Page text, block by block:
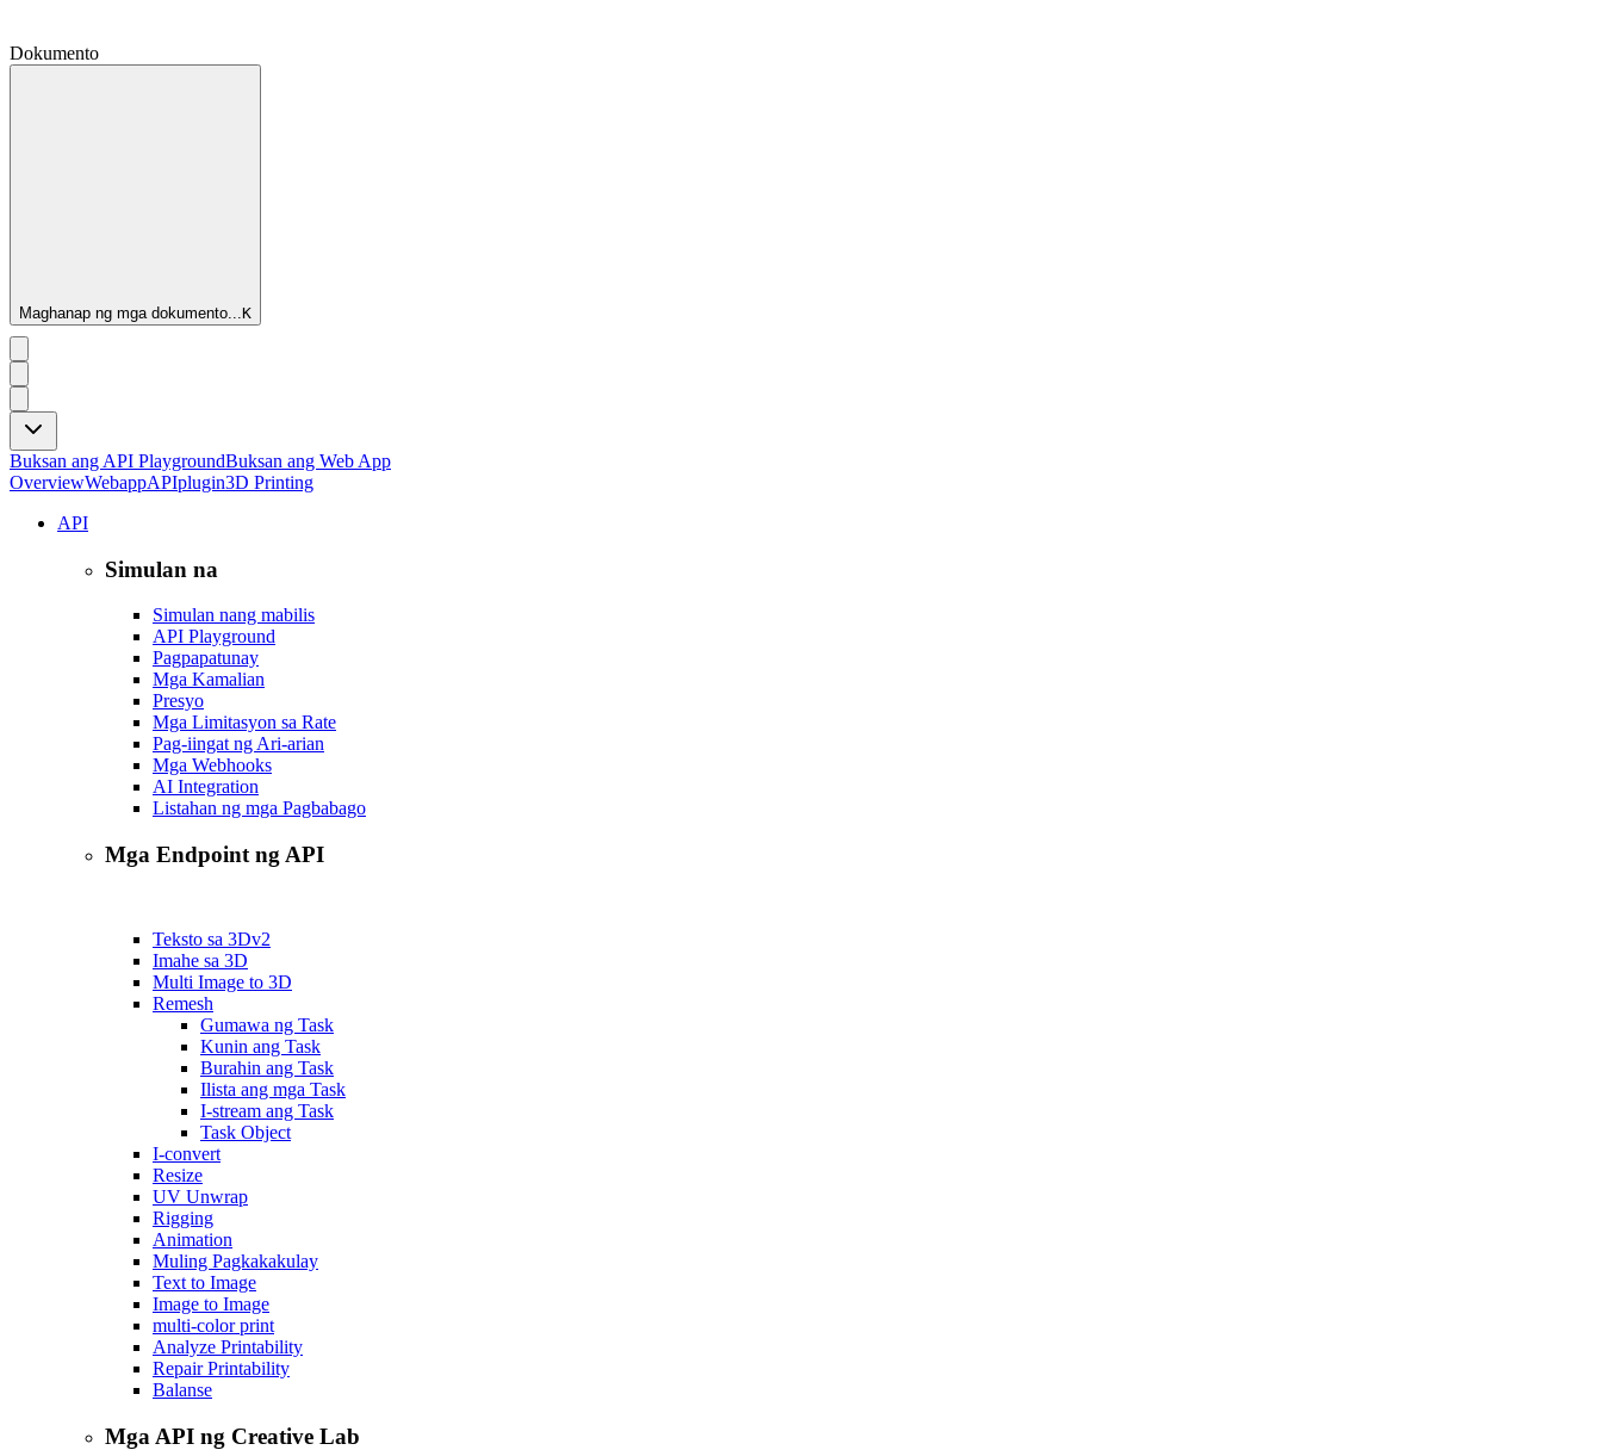
Dokumento
Maghanap ng mga dokumento...K
Buksan ang API PlaygroundBuksan ang Web App
OverviewWebappAPIplugin3D Printing
API
Simulan na
Simulan nang mabilis
API Playground
Pagpapatunay
Mga Kamalian
Presyo
Mga Limitasyon sa Rate
Pag-iingat ng Ari-arian
Mga Webhooks
AI Integration
Listahan ng mga Pagbabago
Mga Endpoint ng API
Teksto sa 3Dv2
Imahe sa 3D
Multi Image to 3D
Remesh
Gumawa ng Task
Kunin ang Task
Burahin ang Task
Ilista ang mga Task
I-stream ang Task
Task Object
I-convert
Resize
UV Unwrap
Rigging
Animation
Muling Pagkakakulay
Text to Image
Image to Image
multi-color print
Analyze Printability
Repair Printability
Balanse
Mga API ng Creative Lab